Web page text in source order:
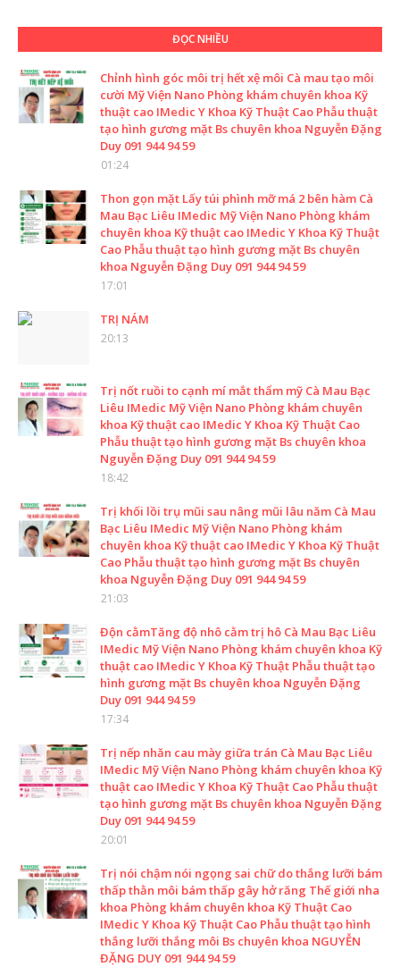
ĐỌC NHIỀU
Chỉnh hình góc môi trị hết xệ môi Cà mau tạo môi
cười Mỹ Viện Nano Phòng khám chuyên khoa Kỹ
thuật cao IMedic Y Khoa Kỹ Thuật Cao Phẫu thuật
tạo hình gương mặt Bs chuyên khoa Nguyễn Đặng
Duy 091 944 94 59
01:24
Thon gọn mặt Lấy túi phình mỡ má 2 bên hàm Cà
Mau Bạc Liêu IMedic Mỹ Viện Nano Phòng khám
chuyên khoa Kỹ thuật cao IMedic Y Khoa Kỹ Thuật
Cao Phẫu thuật tạo hình gương mặt Bs chuyên
khoa Nguyễn Đặng Duy 091 944 94 59
17:01
TRỊ NÁM
20:13
Trị nốt ruồi to cạnh mí mắt thẩm mỹ Cà Mau Bạc
Liêu IMedic Mỹ Viện Nano Phòng khám chuyên
khoa Kỹ thuật cao IMedic Y Khoa Kỹ Thuật Cao
Phẫu thuật tạo hình gương mặt Bs chuyên khoa
Nguyễn Đặng Duy 091 944 94 59
18:42
Trị khối lồi trụ mũi sau nâng mũi lâu năm Cà Mau
Bạc Liêu IMedic Mỹ Viện Nano Phòng khám
chuyên khoa Kỹ thuật cao IMedic Y Khoa Kỹ Thuật
Cao Phẫu thuật tạo hình gương mặt Bs chuyên
khoa Nguyễn Đặng Duy 091 944 94 59
21:03
Độn cằmTăng độ nhô cằm trị hô Cà Mau Bạc Liêu
IMedic Mỹ Viện Nano Phòng khám chuyên khoa Kỹ
thuật cao IMedic Y Khoa Kỹ Thuật Phẫu thuật tạo
hình gương mặt Bs chuyên khoa Nguyễn Đặng
Duy 091 944 94 59
17:34
Trị nếp nhăn cau mày giữa trán Cà Mau Bạc Liêu
IMedic Mỹ Viện Nano Phòng khám chuyên khoa Kỹ
thuật cao IMedic Y Khoa Kỹ Thuật Cao Phẫu thuật
tạo hình gương mặt Bs chuyên khoa Nguyễn Đặng
Duy 091 944 94 59
20:01
Trị nói chậm nói ngọng sai chữ do thắng lưỡi bám
thấp thằn môi bám thấp gây hở răng Thế giới nha
khoa Phòng khám chuyên khoa Kỹ Thuật Cao
IMedic Y Khoa Kỹ Thuật Cao Phẫu thuật tạo hình
thắng lưỡi thắng môi Bs chuyên khoa NGUYỄN
ĐẶNG DUY 091 944 94 59